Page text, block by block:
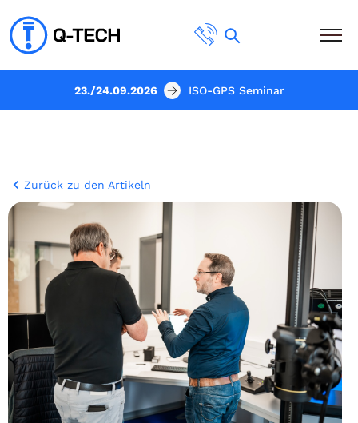
23./24.09.2026 ISO-GPS Seminar
Zurück zu den Artikeln